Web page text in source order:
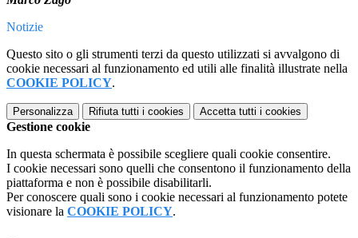
Notizie
Questo sito o gli strumenti terzi da questo utilizzati si avvalgono di
cookie necessari al funzionamento ed utili alle finalità illustrate nella
COOKIE POLICY.
Personalizza Rifiuta tutti i cookies Accetta tutti i cookies
Gestione cookie
In questa schermata è possibile scegliere quali cookie consentire.
I cookie necessari sono quelli che consentono il funzionamento della
piattaforma e non è possibile disabilitarli.
Per conoscere quali sono i cookie necessari al funzionamento potete
visionare la COOKIE POLICY.